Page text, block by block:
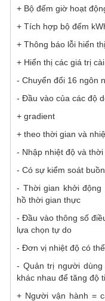
+ Bộ đếm giờ hoạt
+ Tích hợp bộ đếm
+ Thông báo lỗi hiển
+ Hiển thị các giá trị
- Chuyển đổi 16 ngôn
- Đầu vào của các độ
+ gradient
+ theo thời gian và
- Nhập nhiệt độ và
- Có sự kiểm soát
- Thời gian khởi động
hồ thời gian thực
- Đầu vào thông số
lựa chọn tự do
- Đơn vị nhiệt độ có
- Quản trị người
khác nhau để tăng độ
+ Người vận hành =